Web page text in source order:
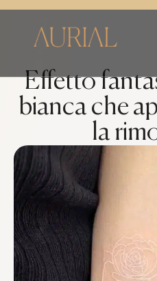
Effetto
bianca che
la